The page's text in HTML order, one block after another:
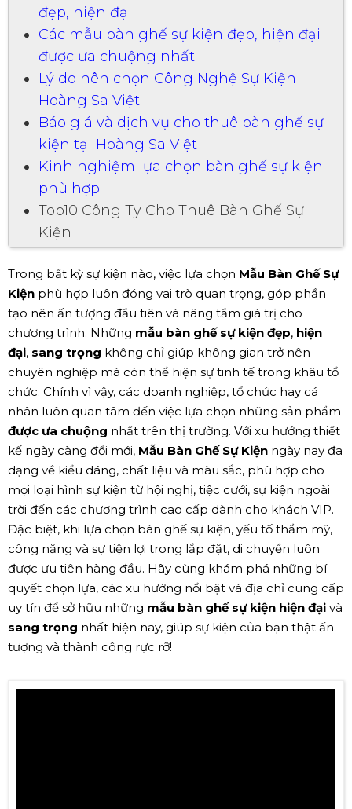
đẹp, hiện đại
Các mẫu bàn ghế sự kiện đẹp, hiện đại
được ưa chuộng nhất
Lý do nên chọn Công Nghệ Sự Kiện
Hoàng Sa Việt
Báo giá và dịch vụ cho thuê bàn ghế sự
kiện tại Hoàng Sa Việt
Kinh nghiệm lựa chọn bàn ghế sự kiện
phù hợp
Top10 Công Ty Cho Thuê Bàn Ghế Sự
Kiện
Trong bất kỳ sự kiện nào, việc lựa chọn Mẫu Bàn Ghế Sự
Kiện phù hợp luôn đóng vai trò quan trọng, góp phần
tạo nên ấn tượng đầu tiên và nâng tầm giá trị cho
chương trình. Những mẫu bàn ghế sự kiện đẹp, hiện
đại, sang trọng không chỉ giúp không gian trở nên
chuyên nghiệp mà còn thể hiện sự tinh tế trong khâu tổ
chức. Chính vì vậy, các doanh nghiệp, tổ chức hay cá
nhân luôn quan tâm đến việc lựa chọn những sản phẩm
được ưa chuộng nhất trên thị trường. Với xu hướng thiết
kế ngày càng đổi mới, Mẫu Bàn Ghế Sự Kiện ngày nay đa
dạng về kiểu dáng, chất liệu và màu sắc, phù hợp cho
mọi loại hình sự kiện từ hội nghị, tiệc cưới, sự kiện ngoài
trời đến các chương trình cao cấp dành cho khách VIP.
Đặc biệt, khi lựa chọn bàn ghế sự kiện, yếu tố thẩm mỹ,
công năng và sự tiện lợi trong lắp đặt, di chuyển luôn
được ưu tiên hàng đầu. Hãy cùng khám phá những bí
quyết chọn lựa, các xu hướng nổi bật và địa chỉ cung cấp
uy tín để sở hữu những mẫu bàn ghế sự kiện hiện đại và
sang trọng nhất hiện nay, giúp sự kiện của bạn thật ấn
tượng và thành công rực rỡ!